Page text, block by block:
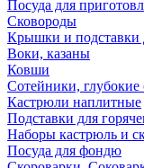
Посуда для
Сковороды
Крышки и подставки
Воки, казаны
Ковши
Сотейники, глубокие
Кастрюли наплитные
Подставки для
Наборы кастрюль и
Посуда для фондю